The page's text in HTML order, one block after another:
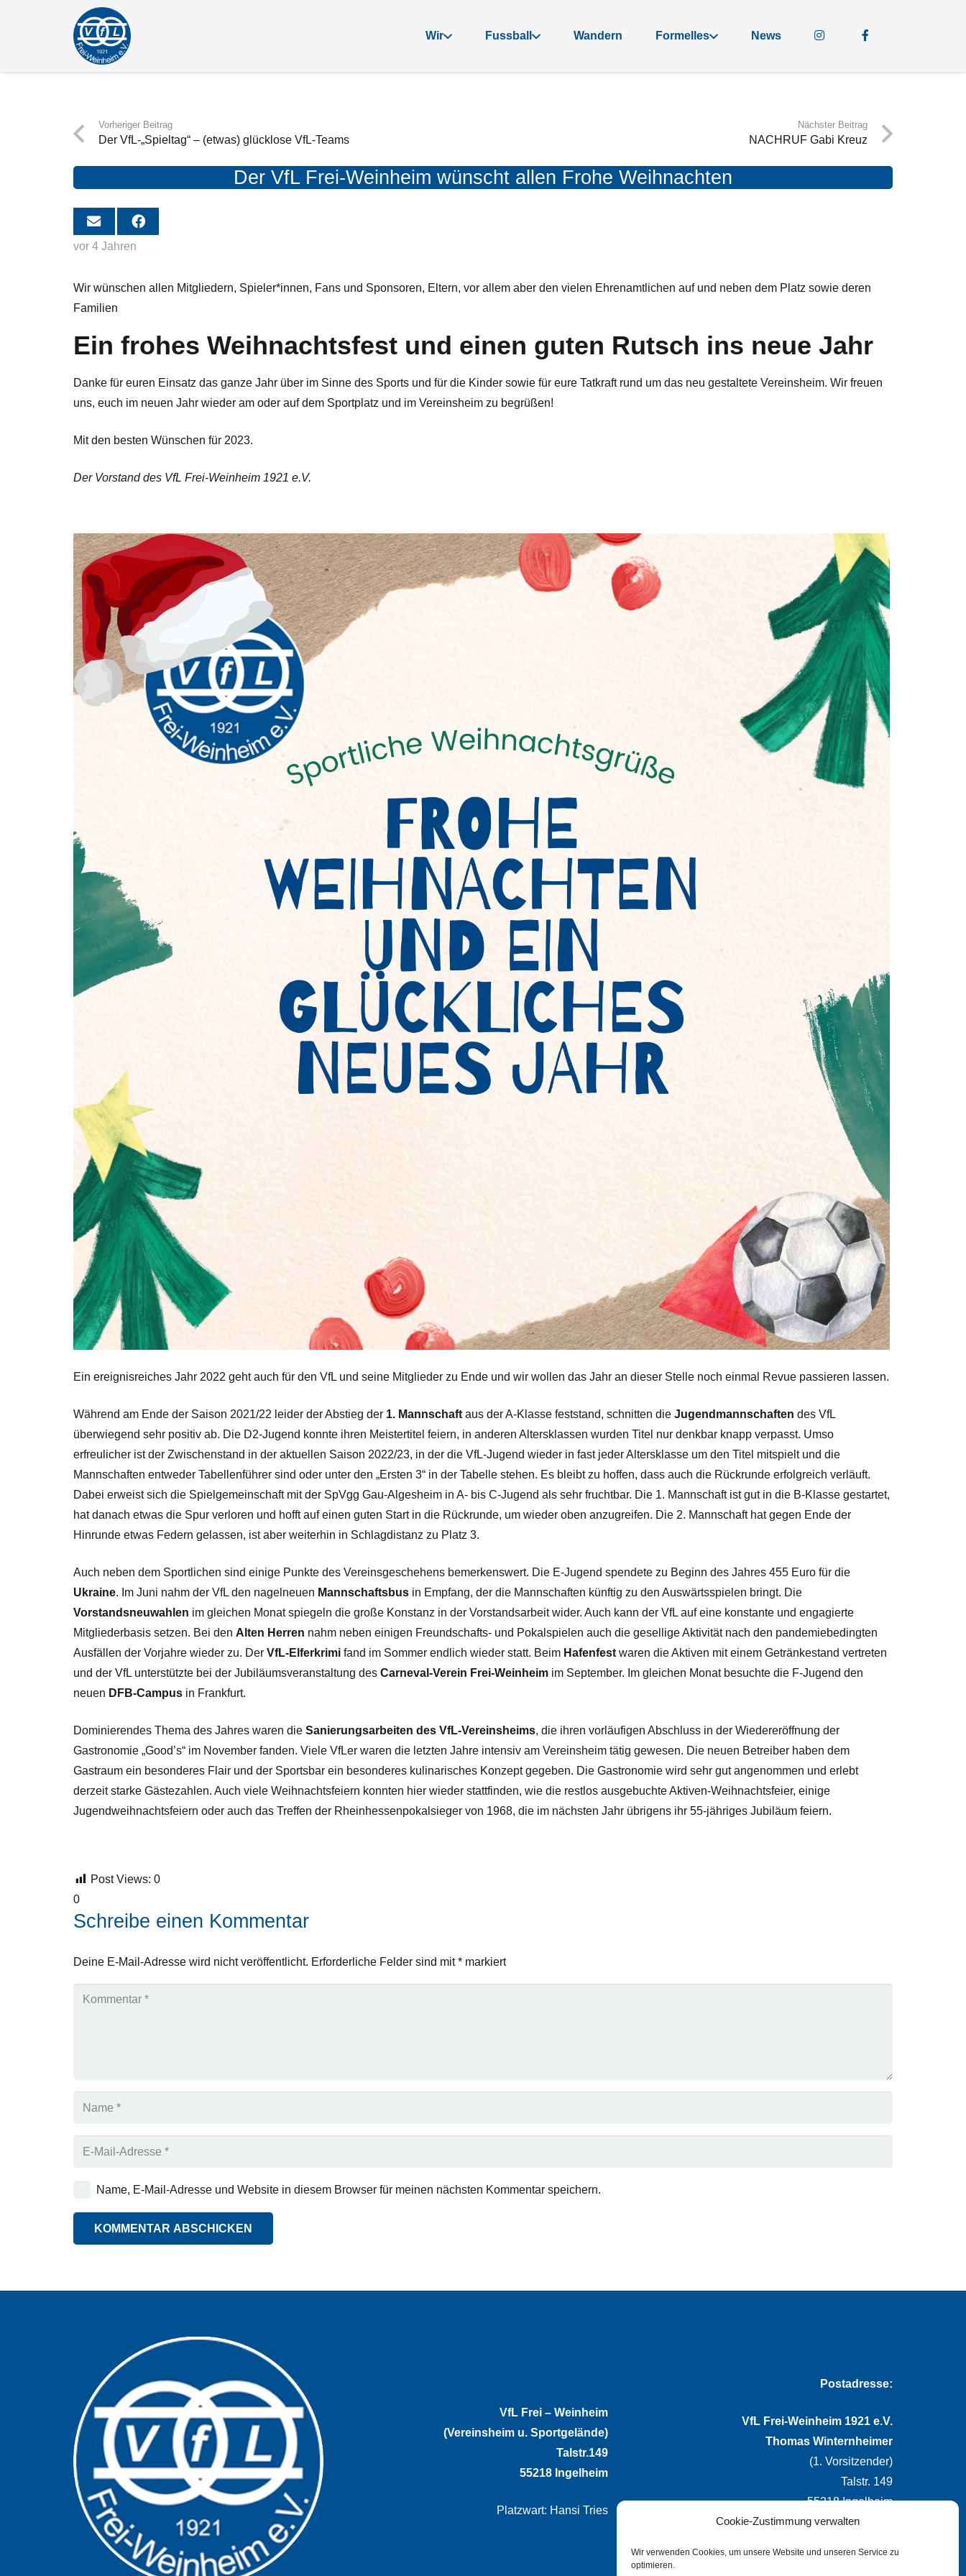
Cookie-Zustimmung verwalten
Wir verwenden Cookies, um unsere Website und unseren Service zu
optimieren.
Wir Fussball Wandern Formelles News
Vorheriger Beitrag
Der VfL-„Spieltag“ – (etwas) glücklose VfL-Teams
Nächster Beitrag
NACHRUF Gabi Kreuz
Der VfL Frei-Weinheim wünscht allen Frohe Weihnachten
vor 4 Jahren
Wir wünschen allen Mitgliedern, Spieler*innen, Fans und Sponsoren, Eltern, vor allem aber den vielen Ehrenamtlichen auf und neben dem Platz sowie deren
Familien
Ein frohes Weihnachtsfest und einen guten Rutsch ins neue Jahr
Danke für euren Einsatz das ganze Jahr über im Sinne des Sports und für die Kinder sowie für eure Tatkraft rund um das neu gestaltete Vereinsheim. Wir freuen
uns, euch im neuen Jahr wieder am oder auf dem Sportplatz und im Vereinsheim zu begrüßen!
Mit den besten Wünschen für 2023.
Der Vorstand des VfL Frei-Weinheim 1921 e.V.
Ein ereignisreiches Jahr 2022 geht auch für den VfL und seine Mitglieder zu Ende und wir wollen das Jahr an dieser Stelle noch einmal Revue passieren lassen.
Während am Ende der Saison 2021/22 leider der Abstieg der 1. Mannschaft aus der A-Klasse feststand, schnitten die Jugendmannschaften des VfL
überwiegend sehr positiv ab. Die D2-Jugend konnte ihren Meistertitel feiern, in anderen Altersklassen wurden Titel nur denkbar knapp verpasst. Umso
erfreulicher ist der Zwischenstand in der aktuellen Saison 2022/23, in der die VfL-Jugend wieder in fast jeder Altersklasse um den Titel mitspielt und die
Mannschaften entweder Tabellenführer sind oder unter den „Ersten 3“ in der Tabelle stehen. Es bleibt zu hoffen, dass auch die Rückrunde erfolgreich verläuft.
Dabei erweist sich die Spielgemeinschaft mit der SpVgg Gau-Algesheim in A- bis C-Jugend als sehr fruchtbar. Die 1. Mannschaft ist gut in die B-Klasse gestartet,
hat danach etwas die Spur verloren und hofft auf einen guten Start in die Rückrunde, um wieder oben anzugreifen. Die 2. Mannschaft hat gegen Ende der
Hinrunde etwas Federn gelassen, ist aber weiterhin in Schlagdistanz zu Platz 3.
Auch neben dem Sportlichen sind einige Punkte des Vereinsgeschehens bemerkenswert. Die E-Jugend spendete zu Beginn des Jahres 455 Euro für die
Ukraine. Im Juni nahm der VfL den nagelneuen Mannschaftsbus in Empfang, der die Mannschaften künftig zu den Auswärtsspielen bringt. Die
Vorstandsneuwahlen im gleichen Monat spiegeln die große Konstanz in der Vorstandsarbeit wider. Auch kann der VfL auf eine konstante und engagierte
Mitgliederbasis setzen. Bei den Alten Herren nahm neben einigen Freundschafts- und Pokalspielen auch die gesellige Aktivität nach den pandemiebedingten
Ausfällen der Vorjahre wieder zu. Der VfL-Elferkrimi fand im Sommer endlich wieder statt. Beim Hafenfest waren die Aktiven mit einem Getränkestand vertreten
und der VfL unterstützte bei der Jubiläumsveranstaltung des Carneval-Verein Frei-Weinheim im September. Im gleichen Monat besuchte die F-Jugend den
neuen DFB-Campus in Frankfurt.
Dominierendes Thema des Jahres waren die Sanierungsarbeiten des VfL-Vereinsheims, die ihren vorläufigen Abschluss in der Wiedereröffnung der
Gastronomie „Good’s“ im November fanden. Viele VfLer waren die letzten Jahre intensiv am Vereinsheim tätig gewesen. Die neuen Betreiber haben dem
Gastraum ein besonderes Flair und der Sportsbar ein besonderes kulinarisches Konzept gegeben. Die Gastronomie wird sehr gut angenommen und erlebt
derzeit starke Gästezahlen. Auch viele Weihnachtsfeiern konnten hier wieder stattfinden, wie die restlos ausgebuchte Aktiven-Weihnachtsfeier, einige
Jugendweihnachtsfeiern oder auch das Treffen der Rheinhessenpokalsieger von 1968, die im nächsten Jahr übrigens ihr 55-jähriges Jubiläum feiern.
Post Views: 0
0
Schreibe einen Kommentar
Deine E-Mail-Adresse wird nicht veröffentlicht. Erforderliche Felder sind mit* markiert
Name, E-Mail-Adresse und Website in diesem Browser für meinen nächsten Kommentar speichern.
KOMMENTAR ABSCHICKEN
VfL Frei – Weinheim
(Vereinsheim u. Sportgelände)
Talstr.149
55218 Ingelheim
Platzwart: Hansi Tries
Postadresse:
VfL Frei-Weinheim 1921 e.V.
Thomas Winternheimer
(1. Vorsitzender)
Talstr. 149
55218 Ingelheim